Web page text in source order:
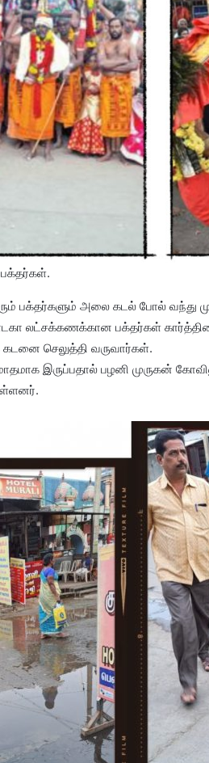
பக்தர்கள்.
பக்தர்களும் அலை கடல் போல் வந்து
லட்சக்கணக்கான பக்தர்கள்
கடனை செலுத்தி வருவார்கள்.
இருப்பதால் பழனி முருகன்